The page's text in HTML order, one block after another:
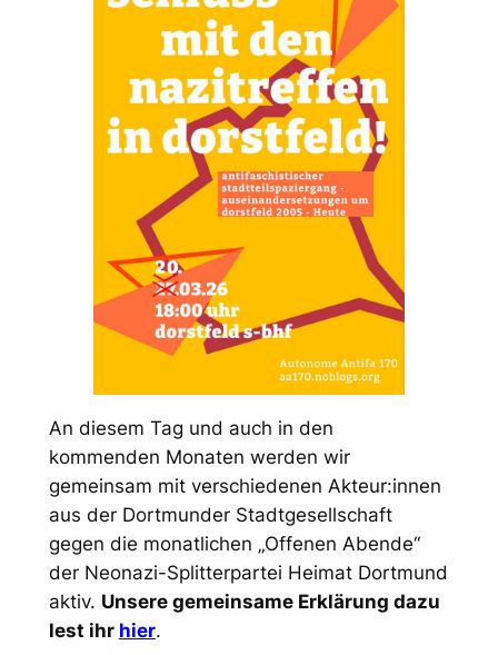
An diesem Tag und auch in den
kommenden Monaten werden wir
gemeinsam mit verschiedenen Akteur:innen
aus der Dortmunder Stadtgesellschaft
gegen die monatlichen „Offenen Abende“
der Neonazi-Splitterpartei Heimat Dortmund
aktiv. Unsere gemeinsame Erklärung dazu
lest ihr hier.